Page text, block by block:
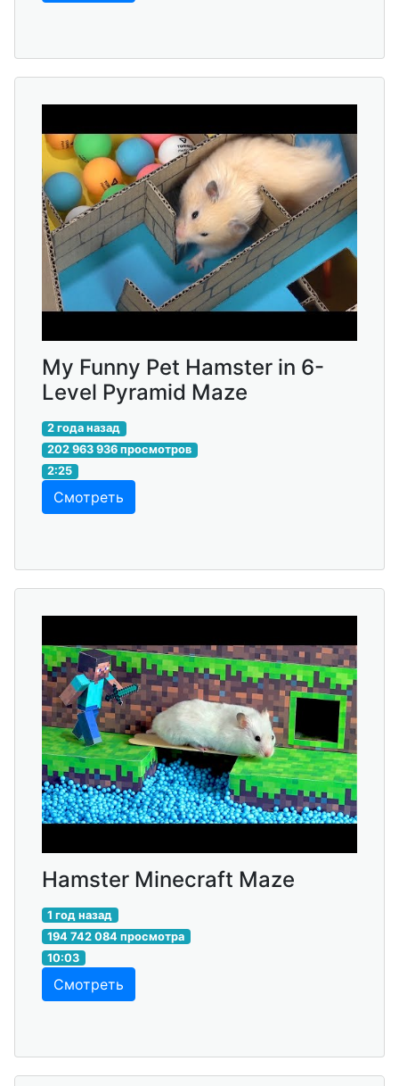
My Funny Pet Hamster in 6-
Level Pyramid Maze
2 года назад
202 963 936 просмотров
2:25
Смотреть
Hamster Minecraft Maze
1 год назад
194 742 084 просмотра
10:03
Смотреть